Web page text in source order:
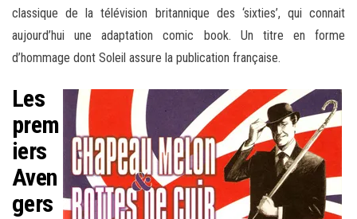
classique de la télévision britannique des ‘sixties’, qui connait
aujourd’hui une adaptation comic book. Un titre en forme
d’hommage dont Soleil assure la publication française.
Les
prem
iers
Aven
gers